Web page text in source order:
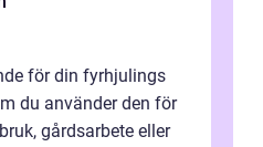
för din fyrhjulings
du använder den för
gårdsarbete eller